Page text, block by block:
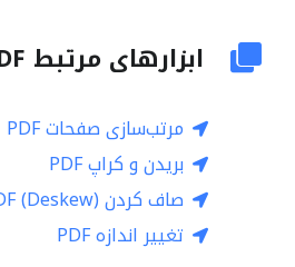
ابزارهای مرتبط PDF در i2PDF
مرتب‌سازی صفحات PDF
بریدن و کراپ PDF
صاف کردن (Deskew) PDF
تغییر اندازه PDF